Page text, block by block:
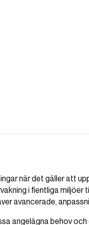
när det gäller att
i fientliga
avancerade,
angelägna behov